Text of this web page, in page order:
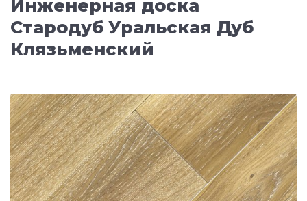
Инженерная доска
Стародуб Уральская Дуб
Клязьменский